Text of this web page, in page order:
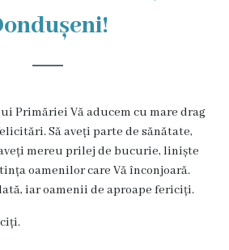
Primăriei Vă aducem cu mare drag
Să aveți parte de sănătate,
mereu prilej de bucurie, liniște
oamenilor care Vă înconjoară.
iar oamenii de aproape fericiți.